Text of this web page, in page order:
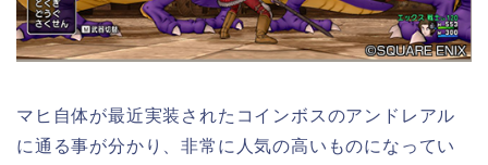
マヒ自体が最近実装されたコインボスのアンドレアル
に通る事が分かり、非常に人気の高いものになってい